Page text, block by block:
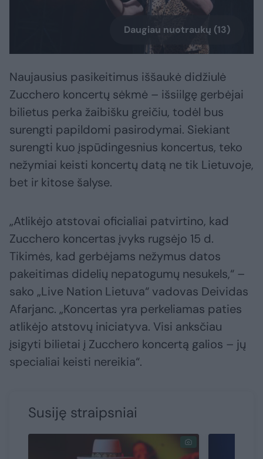
Daugiau nuotraukų (13)
Naujausius pasikeitimus iššaukė didžiulė
Zucchero koncertų sėkmė – išsiilgę gerbėjai
bilietus perka žaibišku greičiu, todėl bus
surengti papildomi pasirodymai. Siekiant
surengti kuo įspūdingesnius koncertus, teko
nežymiai keisti koncertų datą ne tik Lietuvoje,
bet ir kitose šalyse.
„Atlikėjo atstovai oficialiai patvirtino, kad
Zucchero koncertas įvyks rugsėjo 15 d.
Tikimės, kad gerbėjams nežymus datos
pakeitimas didelių nepatogumų nesukels,“ –
sako „Live Nation Lietuva“ vadovas Deividas
Afarjanc. „Koncertas yra perkeliamas paties
atlikėjo atstovų iniciatyva. Visi anksčiau
įsigyti bilietai į Zucchero koncertą galios – jų
specialiai keisti nereikia“.
Susiję straipsniai